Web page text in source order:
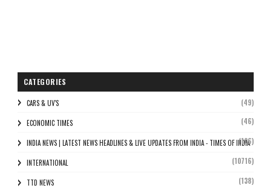
CATEGORIES
CARS & UV'S (49)
ECONOMIC TIMES (46)
INDIA NEWS | LATEST NEWS HEADLINES & LIVE UPDATES FROM INDIA - TIMES OF INDIA
(106)
INTERNATIONAL (10716)
TTD NEWS (138)